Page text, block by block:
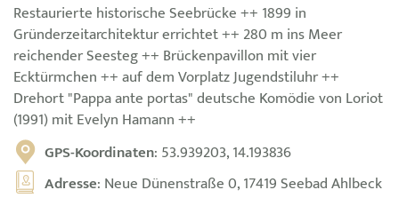
Restaurierte historische Seebrücke ++ 1899 in
Gründerzeitarchitektur errichtet ++ 280 m ins Meer
reichender Seesteg ++ Brückenpavillon mit vier
Ecktürmchen ++ auf dem Vorplatz Jugendstiluhr ++
Drehort "Pappa ante portas" deutsche Komödie von Loriot
(1991) mit Evelyn Hamann ++
GPS-Koordinaten: 53.939203, 14.193836
Adresse: Neue Dünenstraße 0, 17419 Seebad Ahlbeck